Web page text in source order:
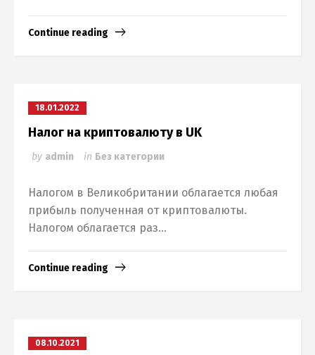
Continue reading
18.01.2022
Налог на криптовалюту в UK
by admin in Без категории
Налогом в Великобритании облагается любая
прибыль полученная от криптовалюты.
Налогом облагается раз...
Continue reading
08.10.2021